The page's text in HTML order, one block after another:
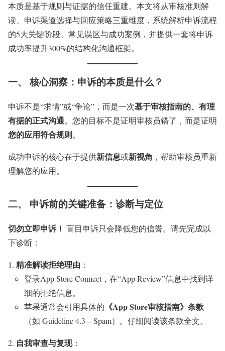
本质是基于规则与证据的信任重建。本文将从审核准则解
读、申诉渠道选择与回应策略三重维度，系统解析申诉流程
的5大关键阶段、常见误区与成功案例，并提供一套将申诉
成功率提升300%的结构化沟通框架。
一、 核心洞察：申诉的本质是什么？
申诉不是“求情”或“争论”，而是一次基于审核指南的、有理
有据的正式沟通。您的目标不是证明审核员错了，而是证明
您的应用符合规则。
成功申诉的核心在于提供新信息或新视角 ，帮助审核员重新
理解您的应用。
二、 申诉前的关键准备：诊断与定位
切勿立即申诉！ 盲目申诉只会降低您的信誉。请先完成以
下诊断：
精准解读拒绝理由 ：
登录App Store Connect，在“App Review”信息中找到详
细的拒绝信息。
苹果通常会引用具体的 《App Store审核指南》条款
（如 Guideline 4.3 – Spam）。仔细阅读该条款全文。
自我审查与复现：